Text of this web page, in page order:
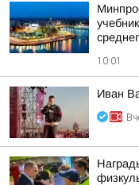
10:01
Иван